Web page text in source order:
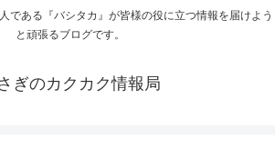
である『バシタカ』が皆様の役に立つ情報を届けよう
と頑張るブログです。
ぎのカクカク情報局